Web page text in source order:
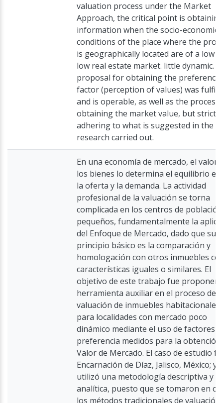
valuation process under the Market
Approach, the critical point is obtaining
information when the socio-economic
conditions of the place where the
is geographically located are of a low
low real estate market. little dynamic.
proposal for obtaining the preference
factor (perception of values) was
and is operable, as well as the process
obtaining the market value, but strictly
adhering to what is suggested in the
research carried out.
En una economía de mercado, el valor
los bienes lo determina el equilibrio
la oferta y la demanda. La actividad
profesional de la valuación se torna
complicada en los centros de población
pequeños, fundamentalmente la
del Enfoque de Mercado, dado que su
principio básico es la comparación y
homologación con otros inmuebles
características iguales o similares. El
objetivo de este trabajo fue proponer
herramienta auxiliar en el proceso de
valuación de inmuebles habitacionales
para localidades con mercado poco
dinámico mediante el uso de factores
preferencia medidos para la obtención
Valor de Mercado. El caso de estudio
Encarnación de Díaz, Jalisco, México; y
utilizó una metodología descriptiva y
analítica, puesto que se tomaron en
los métodos tradicionales de valuación